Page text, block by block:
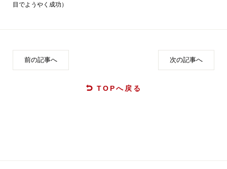
目でようやく成功）
前の記事へ
TOPへ戻る
次の記事へ